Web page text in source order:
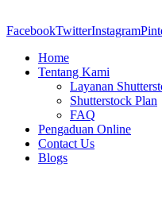
FacebookTwitterInstagram
Home
Tentang Kami
Layanan
Shutterstock Plan
FAQ
Pengaduan Online
Contact Us
Blogs